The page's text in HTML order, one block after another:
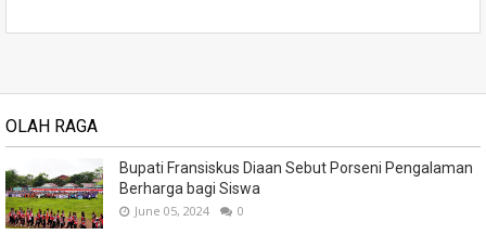
OLAH RAGA
Bupati Fransiskus Diaan Sebut Porseni Pengalaman
Berharga bagi Siswa
June 05, 2024 0